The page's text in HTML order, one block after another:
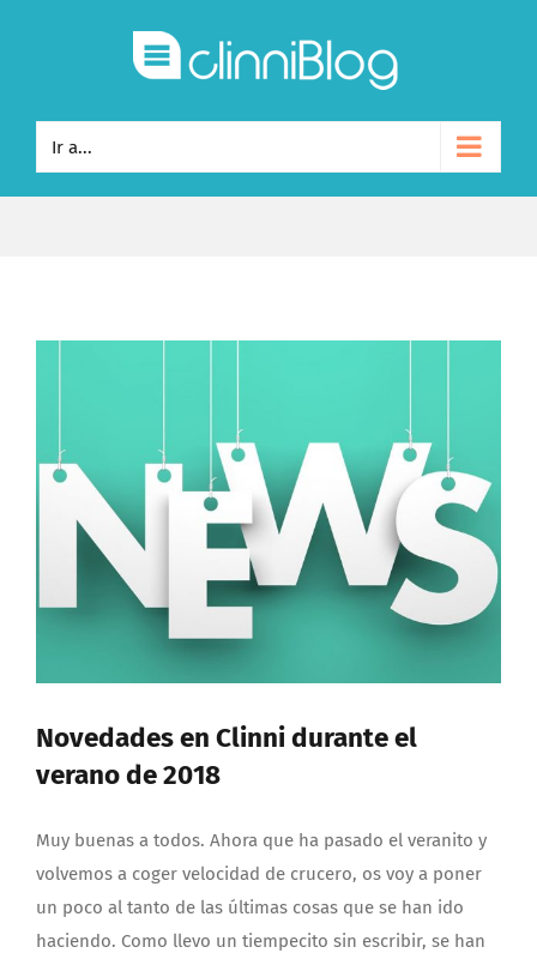
Ir a...
Novedades en Clinni durante el
verano de 2018
Muy buenas a todos. Ahora que ha pasado el veranito y
volvemos a coger velocidad de crucero, os voy a poner
un poco al tanto de las últimas cosas que se han ido
haciendo. Como llevo un tiempecito sin escribir, se han